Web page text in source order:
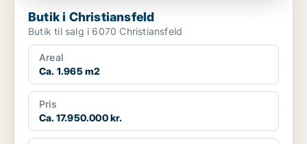
Butik i Christiansfeld
Butik til salg i 6070 Christiansfeld
Areal
Ca. 1.965 m2
Pris
Ca. 17.950.000 kr.